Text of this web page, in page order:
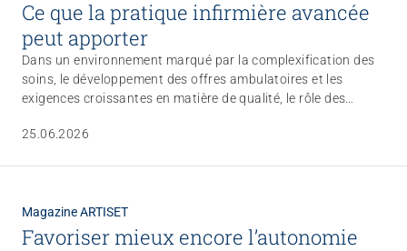
Ce que la pratique infirmière avancée
peut apporter
Dans un environnement marqué par la complexification des
soins, le développement des offres ambulatoires et les
exigences croissantes en matière de qualité, le rôle des
et indépendants, gagne en importance. Dans cet article, trois
25.06.2026
Magazine ARTISET
Favoriser mieux encore l’autonomie